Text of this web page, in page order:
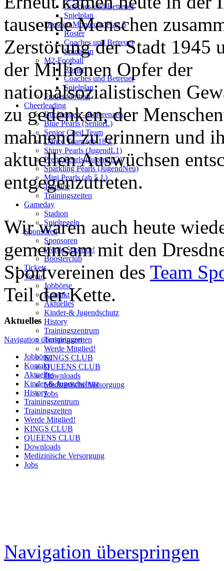
Coaches und Betreuer
Spielplan
Dresden Monarchs Flag 5
Roster
Coaches und Betreuer
Spielplan
M2-Football
Roster
Coaches und Betreuer
Spielplan
Frauenfootball
Cheerleading
Buchungen - Referenzen
Blue Pearls (SeniorL)
Senior Coed Team
Dance Team (ab 18 J.)
Shiny Pearls (JugendL1)
Pretty Pearls (JugendL2)
Sparkling Pearls (JugendNeu)
Mini Pearls (ab 5 J.)
Termine
Trainingszeiten
Gameday
Stadion
Spielregeln
Sponsoren
Sponsoren
Werde Sponsor!
Boosterclub
Tickets
Verein
Jobbörse
Kontakt
Aktuelles
Kinder-& Jugendschutz
History
Trainingszentrum
Trainingszeiten
Werde Mitglied!
KINGS CLUB
QUEENS CLUB
Downloads
Medizinische Versorgung
Jobs
tausende Menschen
Zerstörung der Stadt 1945
der Millionen Opfer der
nationalsozialistischen
zu gedenken, der
mahnend zu erinnern und
aktuellen Auswüchsen
entgegenzutreten.
Wir waren auch heute
gemeinsam mit den
Sportvereinen des Team
Teil der Kette.
Aktuelles
Navigation überspringen
Jobbörse
Kontakt
Aktuelles
Kinder-& Jugendschutz
History
Trainingszentrum
Trainingszeiten
Werde Mitglied!
KINGS CLUB
QUEENS CLUB
Downloads
Medizinische Versorgung
Jobs
Navigation überspringen